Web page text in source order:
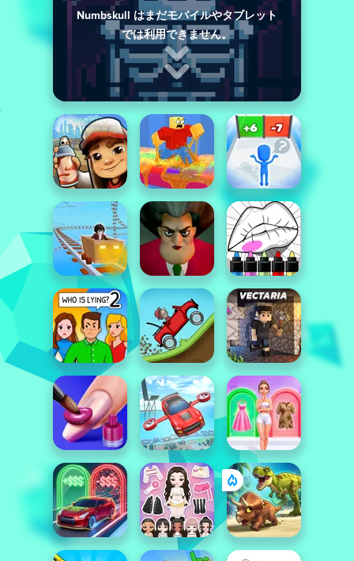
Numbskull はまだモバイルやタブレット
では利用できません。